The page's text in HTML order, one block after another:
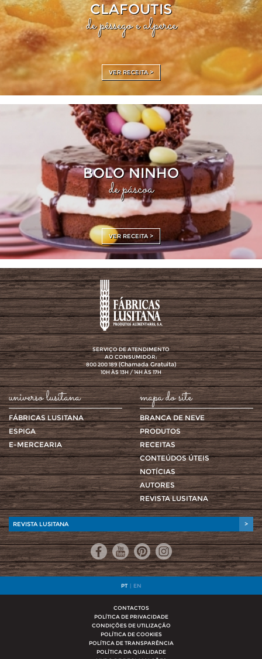
CLAFOUTIS
de pêssego e alperce
VER RECEITA >
BOLO NINHO
de páscoa
VER RECEITA >
SERVIÇO DE ATENDIMENTO
AO CONSUMIDOR:
800 200 189(Chamada Gratuita)
10H ÀS 13H / 14H ÀS 17H
universo lusitana
FÁBRICAS LUSITANA
ESPIGA
E-MERCEARIA
mapa do site
BRANCA DE NEVE
PRODUTOS
RECEITAS
CONTEÚDOS ÚTEIS
NOTÍCIAS
AUTORES
REVISTA LUSITANA
REVISTA LUSITANA >
PT | EN
CONTACTOS
POLÍTICA DE PRIVACIDADE
CONDIÇÕES DE UTILIZAÇÃO
POLÍTICA DE COOKIES
POLÍTICA DE TRANSPARÊNCIA
POLÍTICA DA QUALIDADE